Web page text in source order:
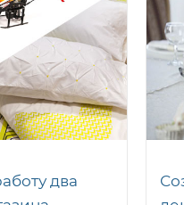
два